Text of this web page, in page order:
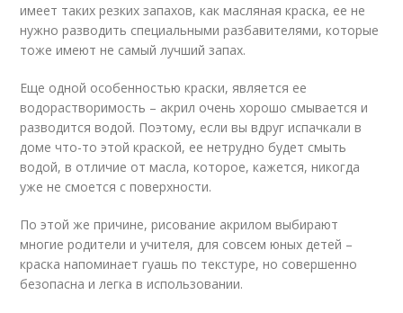
имеет таких резких запахов, как масляная краска, ее не
нужно разводить специальными разбавителями, которые
тоже имеют не самый лучший запах.
Еще одной особенностью краски, является ее
водорастворимость – акрил очень хорошо смывается и
разводится водой. Поэтому, если вы вдруг испачкали в
доме что-то этой краской, ее нетрудно будет смыть
водой, в отличие от масла, которое, кажется, никогда
уже не смоется с поверхности.
По этой же причине, рисование акрилом выбирают
многие родители и учителя, для совсем юных детей –
краска напоминает гуашь по текстуре, но совершенно
безопасна и легка в использовании.